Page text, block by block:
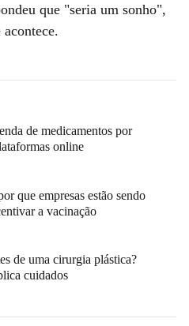
que "seria um sonho",
de medicamentos por
online
que empresas estão sendo
a vacinação
de uma cirurgia plástica?
cuidados